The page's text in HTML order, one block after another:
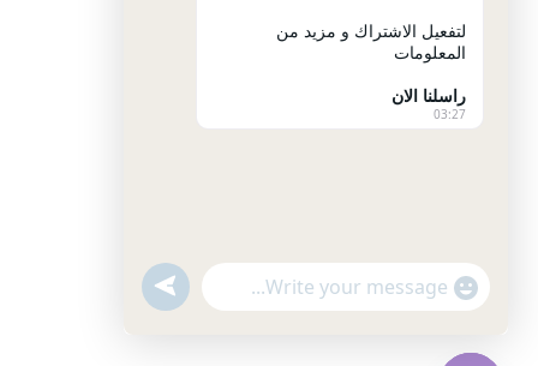
لتفعيل الاشتراك و مزيد من
المعلومات
راسلنا الان
03:27
"+chaty_settings.lang.emoji_picker+"
WhatsApp
undefined